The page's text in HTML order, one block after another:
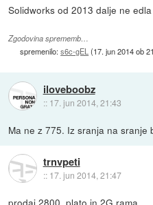
Solidworks od 2013 dalje ne
Zgodovina sprememb…
spremenilo:s6c-gEL(17. jun 2014 ob
iloveboobz
:: 17. jun 2014, 21:43
Ma ne z 775. Iz sranja na sranje
trnvpeti
:: 17. jun 2014, 21:47